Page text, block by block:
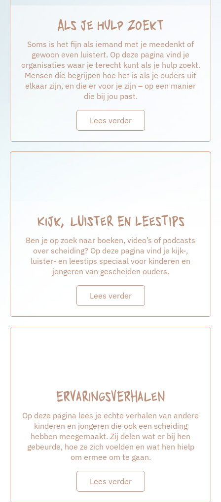
Als je hulp zoekt
Soms is het fijn als iemand met je meedenkt of
gewoon even luistert. Op deze pagina vind je
organisaties waar je terecht kunt als je hulp zoekt.
Mensen die begrijpen hoe het is als je ouders uit
elkaar zijn, en die er voor je zijn – op een manier
die bij jou past.
Lees verder
Kijk, luister en leestips
Ben je op zoek naar boeken, video’s of podcasts
over scheiding? Op deze pagina vind je kijk-,
luister- en leestips speciaal voor kinderen en
jongeren van gescheiden ouders.
Lees verder
Ervaringsverhalen
Op deze pagina lees je echte verhalen van andere
kinderen en jongeren die ook een scheiding
hebben meegemaakt. Zij delen wat er bij hen
gebeurde, hoe ze zich voelden en wat hen hielp
om ermee om te gaan.
Lees verder